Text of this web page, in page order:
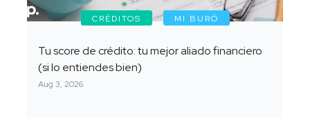
CRÉDITOS MI BURÓ
Tu score de crédito: tu mejor aliado financiero
(si lo entiendes bien)
Aug 3, 2026